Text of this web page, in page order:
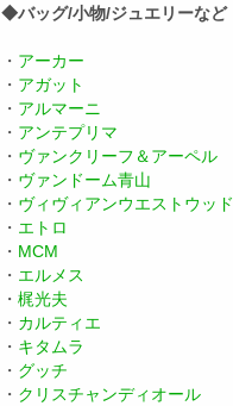
◆バッグ/小物/ジュエリーなど
・ アーカー
・ アガット
・ アルマーニ
・ アンテプリマ
・ ヴァンクリーフ＆アーペル
・ ヴァンドーム青山
・ ヴィヴィアンウエストウッド
・ エトロ
・ MCM
・ エルメス
・ 梶光夫
・ カルティエ
・ キタムラ
・ グッチ
・ クリスチャンディオール